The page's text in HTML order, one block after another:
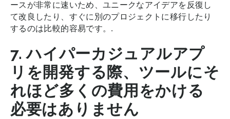
ースが非常に速いため、ユニークなアイデアを反復し
て改良したり、すぐに別のプロジェクトに移行したり
するのは比較的容易です。.
7. ハイパーカジュアルアプ
リを開発する際、ツールにそ
れほど多くの費用をかける
必要はありません